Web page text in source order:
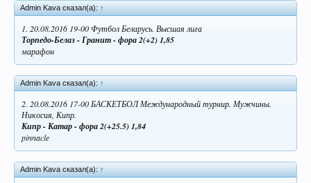
Admin Kava сказал(а): ↑
1. 20.08.2016 19-00 Футбол Беларусь. Высшая лига
Торпедо-Белаз - Гранит - фора 2(+2) 1,85
марафон
Admin Kava сказал(а): ↑
2. 20.08.2016 17-00 БАСКЕТБОЛ Международный турнир. Мужчины.
Никосия, Кипр.
Кипр - Катар - фора 2(+25.5) 1,84
pinnacle
Admin Kava сказал(а): ↑